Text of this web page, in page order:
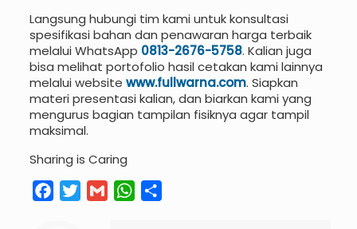
Langsung hubungi tim kami untuk konsultasi
spesifikasi bahan dan penawaran harga terbaik
melalui WhatsApp 0813-2676-5758. Kalian juga
bisa melihat portofolio hasil cetakan kami lainnya
melalui website www.fullwarna.com. Siapkan
materi presentasi kalian, dan biarkan kami yang
mengurus bagian tampilan fisiknya agar tampil
maksimal.
Sharing is Caring
FacebookTwitterGmail WhatsApp